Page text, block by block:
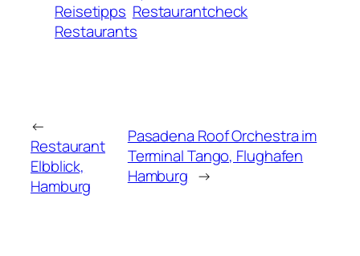
Reisetipps Restaurantcheck
Restaurants
←
Restaurant
Elbblick,
Hamburg
Pasadena Roof Orchestra im
Terminal Tango, Flughafen
Hamburg →